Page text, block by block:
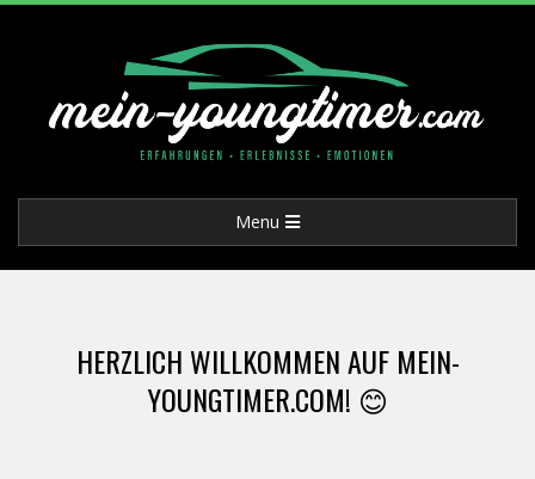
M
E
Navigation
Menu
HERZLICH WILLKOMMEN AUF MEIN-
YOUNGTIMER.COM! 😊